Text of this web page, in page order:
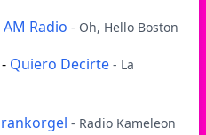
AM Radio - Oh, Hello Boston
- Quiero Decirte - La
- Radio Kameleon